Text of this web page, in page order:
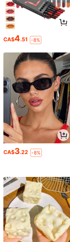
CA$4.51 -8%
CA$3.22 -8%